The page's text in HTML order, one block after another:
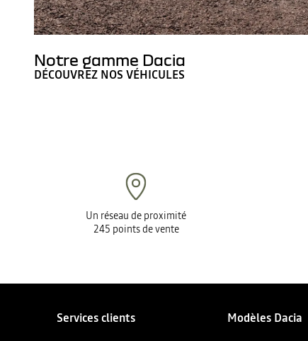
Notre gamme Dacia
DÉCOUVREZ NOS VÉHICULES
Un réseau de proximité
245 points de vente
Services clients Modèles Dacia